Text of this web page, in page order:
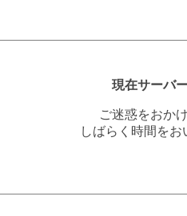
現在サーバ
ご迷惑をおか
しばらく時間を